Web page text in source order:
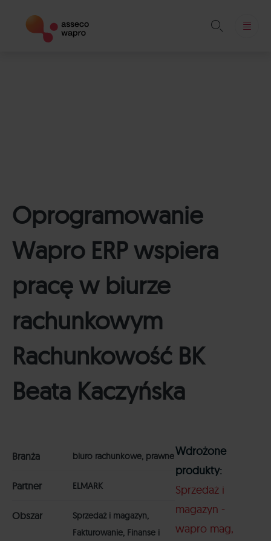

Oprogramowanie
Wapro ERP wspiera
pracę w biurze
rachunkowym
Rachunkowość BK
Beata Kaczyńska
Branża biuro rachunkowe, prawne
Partner ELMARK
Obszar
Sprzedaż i magazyn,
Fakturowanie, Finanse i
Wdrożone
produkty:
Sprzedaż i
magazyn -
wapro mag